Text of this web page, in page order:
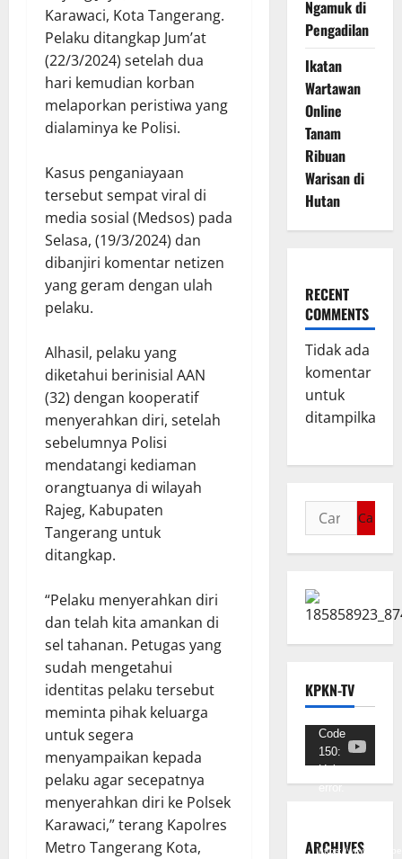
Karawaci, Kota Tangerang.
Pelaku ditangkap Jum’at
(22/3/2024) setelah dua
hari kemudian korban
melaporkan peristiwa yang
dialaminya ke Polisi.
Kasus penganiayaan
tersebut sempat viral di
media sosial (Medsos) pada
Selasa, (19/3/2024) dan
dibanjiri komentar netizen
yang geram dengan ulah
pelaku.
Alhasil, pelaku yang
diketahui berinisial AAN
(32) dengan kooperatif
menyerahkan diri, setelah
sebelumnya Polisi
mendatangi kediaman
orangtuanya di wilayah
Rajeg, Kabupaten
Tangerang untuk
ditangkap.
“Pelaku menyerahkan diri
dan telah kita amankan di
sel tahanan. Petugas yang
sudah mengetahui
identitas pelaku tersebut
meminta pihak keluarga
untuk segera
menyampaikan kepada
pelaku agar secepatnya
menyerahkan diri ke Polsek
Karawaci,” terang Kapolres
Metro Tangerang Kota,
Ngamuk di
Pengadilan
Ikatan
Wartawan
Online
Tanam
Ribuan
Warisan di
Hutan
RECENT
COMMENTS
Tidak ada
komentar
untuk
ditampilkan.
KPKN-TV
Pemutar
Video
Code
150:
Unknown
error.
https://
ARCHIVES